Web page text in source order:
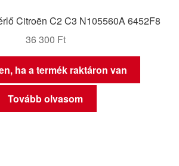
Citroën C2 C3 N105560A 6452F8
36 300 Ft
ha a termék raktáron van
Tovább olvasom